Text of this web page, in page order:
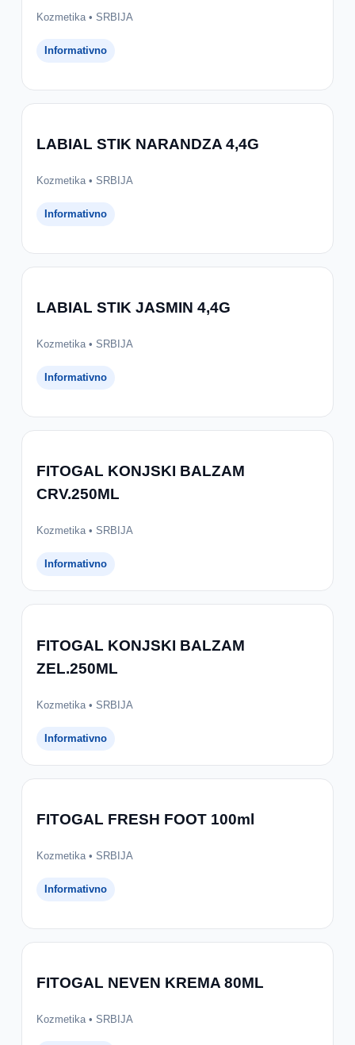
Kozmetika • SRBIJA
Informativno
LABIAL STIK NARANDZA 4,4G
Kozmetika • SRBIJA
Informativno
LABIAL STIK JASMIN 4,4G
Kozmetika • SRBIJA
Informativno
FITOGAL KONJSKI BALZAM
CRV.250ML
Kozmetika • SRBIJA
Informativno
FITOGAL KONJSKI BALZAM
ZEL.250ML
Kozmetika • SRBIJA
Informativno
FITOGAL FRESH FOOT 100ml
Kozmetika • SRBIJA
Informativno
FITOGAL NEVEN KREMA 80ML
Kozmetika • SRBIJA